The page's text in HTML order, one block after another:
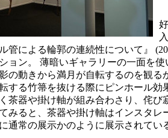
ル管による輪郭の連続性について』
ョン。 薄暗いギャラリーの一面を
の動きから満月が自転するのを観
する竹箒を抜ける際にピンホール
茶器や掛け軸が組み合わさり、侘び
みると、茶器や掛け軸はインスタ
通常の展示かのように展示されてい